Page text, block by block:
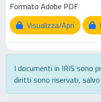
Formato Adobe PDF
Visualizza/Apri
I documenti in IRIS
diritti sono riservati, salvo